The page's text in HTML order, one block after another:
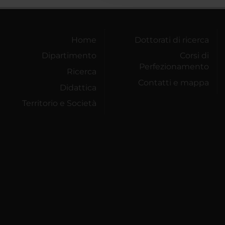
Home
Dipartimento
Ricerca
Didattica
Territorio e Società
Dottorati di ricerca
Corsi di
Perfezionamento
Contatti e mappa